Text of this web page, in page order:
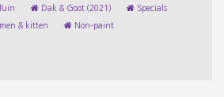
Dak & Goot (2021) Specials
& kitten Non-paint